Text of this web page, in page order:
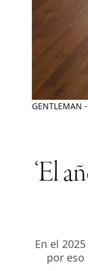
GENTLEMAN -
‘El
En el
por